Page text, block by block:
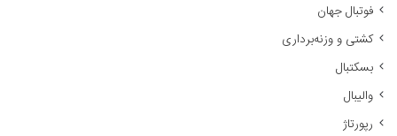
فوتبال جهان
کشتی و وزنه‌برداری
بسکتبال
والیبال
رپورتاژ